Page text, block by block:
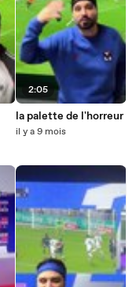
2:05
la palette de l'horreur
il y a 9 mois